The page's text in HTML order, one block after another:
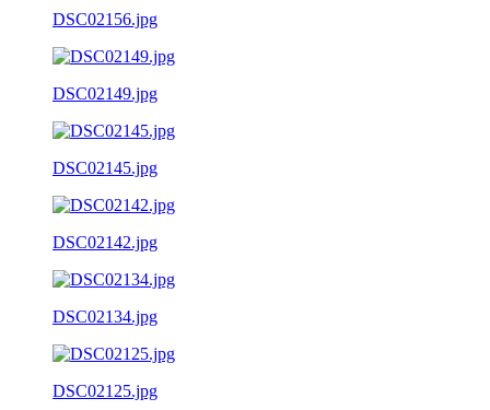
DSC02156.jpg
DSC02149.jpg
DSC02145.jpg
DSC02142.jpg
DSC02134.jpg
DSC02125.jpg